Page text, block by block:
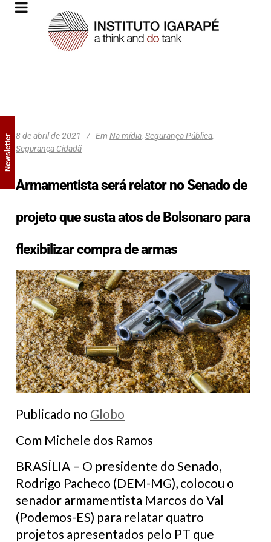
8 de abril de 2021 Em Na mídia, Segurança Pública,
Segurança Cidadã
Armamentista será relator no Senado de
projeto que susta atos de Bolsonaro para
flexibilizar compra de armas
Publicado no Globo
Com Michele dos Ramos
BRASÍLIA – O presidente do Senado,
Rodrigo Pacheco (DEM-MG), colocou o
senador armamentista Marcos do Val
(Podemos-ES) para relatar quatro
projetos apresentados pelo PT que
Newsletter